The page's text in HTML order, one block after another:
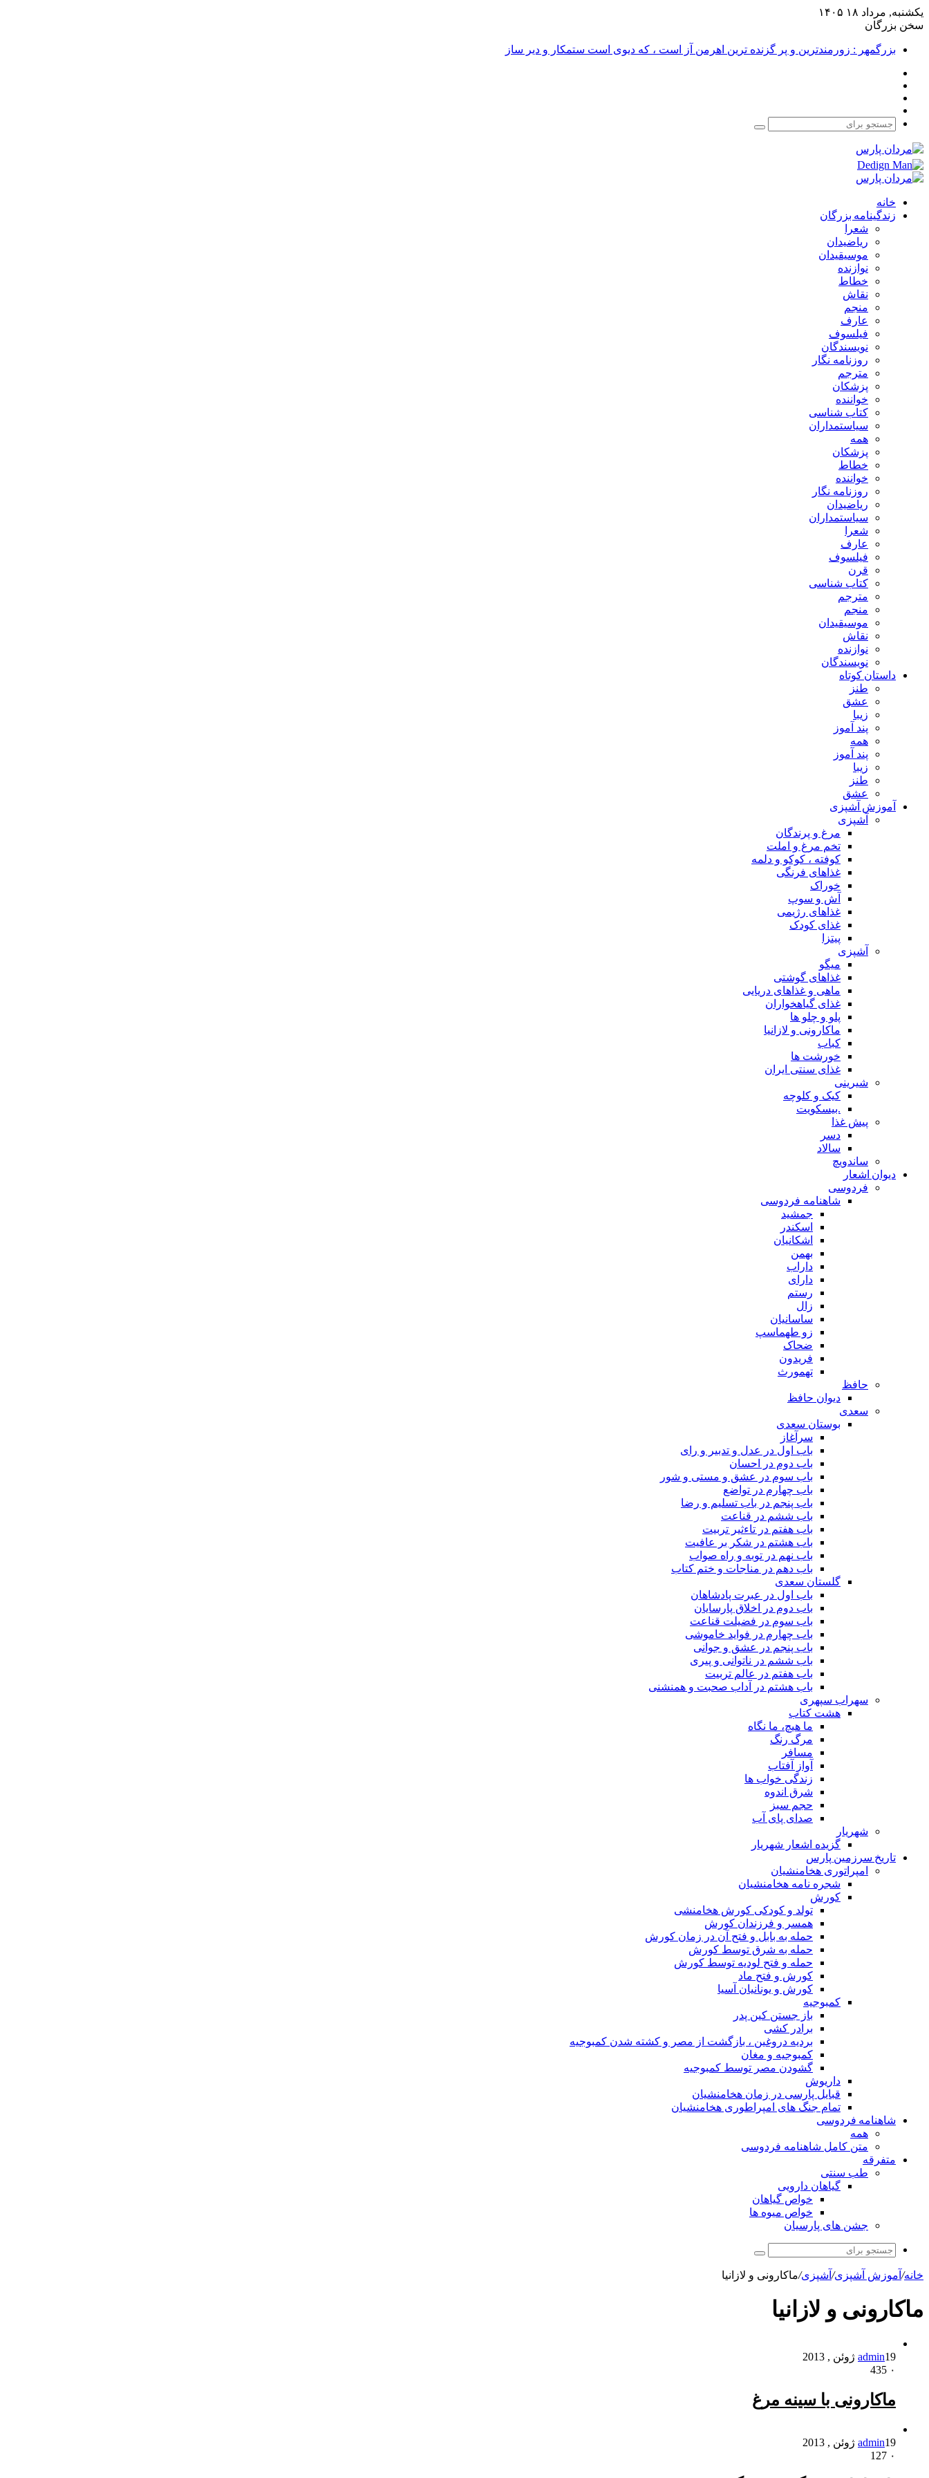
یکشنبه, مرداد ۱۸ ۱۴۰۵
سخن بزرگان
بزرگمهر : زورمندترین و پر گزنده ترین اهرمن آز است ، که دیوی است ستمکار و دیر ساز
جستجو
خانه
زندگینامه بزرگان
شعرا
ریاضیدان
موسیقیدان
نوازنده
خطاط
نقاش
منجم
عارف
فیلسوف
نویسندگان
روزنامه نگار
مترجم
پزشکان
خواننده
کتاب شناسی
سیاستمداران
همه
پزشکان
خطاط
خواننده
روزنامه نگار
ریاضیدان
سیاستمداران
شعرا
عارف
فیلسوف
قرن
کتاب شناسی
مترجم
منجم
موسیقیدان
نقاش
نوازنده
نویسندگان
داستان کوتاه
طنز
عشق
زیبا
پند آموز
همه
پند آموز
زیبا
طنز
عشق
آموزش آشپزی
آشپزی
مرغ و پرندگان
تخم مرغ و املت
کوفته ، کوکو و دلمه
غذاهای فرنگی
خوراک
آش و سوپ
غذاهای رژیمی
غذای کودک
پیتزا
آشپزی
میگو
غذاهای گوشتی
ماهی و غذاهای دریایی
غذای گیاهخواران
پلو و چلو ها
ماکارونی و لازانیا
کباب
خورشت ها
غذای سنتی ایران
شیرینی
کیک و کلوچه
.بیسکویت
پیش غذا
دسر
سالاد
ساندویچ
دیوان اشعار
فردوسی
شاهنامه فردوسی
جمشید
اسکندر
اشکانیان
بهمن
داراب
دارای
رستم
زال
ساسانیان
زو طهماسپ‏
ضحاک
فریدون
تهمورث
حافظ
دیوان حافظ
سعدی
بوستان سعدی
سرآغاز
باب اول در عدل و تدبیر و رای
باب دوم در احسان
باب سوم در عشق و مستی و شور
باب چهارم در تواضع
باب پنجم در باب تسلیم و رضا
باب ششم در قناعت
باب هفتم در تاءثیر تربیت
باب هشتم در شکر بر عافیت
باب نهم در توبه و راه صواب
باب دهم در مناجات و ختم کتاب
گلستان سعدی
باب اول در عبرت پادشاهان
باب دوم در اخلاق پارسایان
باب سوم در فضیلت قناعت
باب چهارم در فواید خاموشى
باب پنجم در عشق و جوانى
باب ششم در ناتوانى و پیرى
باب هفتم در عالم تربیت
باب هشتم در آداب صحبت و همنشنى
سهراب سپهری
هشت کتاب
ما هیچ، ما نگاه
مرگ رنگ
مسافر
آواز آفتاب
زندگی خواب ها
شرق اندوه
حجم سبز
صدای پای آب
شهریار
گزیده اشعار شهریار
تاریخ سرزمین پارس
امپراتوری هخامنشیان
شجره نامه هخامنشیان
کورش
تولد و کودکی کورش هخامنشی
همسر و فرزندان کورش
حمله به بابل و فتح آن در زمان کورش
حمله به شرق توسط کورش
حمله و فتح لودیه توسط کورش
کورش و فتح ماد
کورش و یونانیان آسیا
کمبوجیه
باز جستن کین پدر
برادر کشی
بردیه دروغین ، بازگشت از مصر و کشته شدن کمبوجیه
کمبوجیه و مغان
گشودن مصر توسط کمبوجیه
داریوش
قبایل پارسی در زمان هخامنشیان
تمام جنگ های امپراطوری هخامنشیان
شاهنامه فردوسی
همه
متن کامل شاهنامه فردوسی
متفرقه
طب سنتی
گیاهان دارویی
خواص گیاهان
خواص میوه ها
جشن های پارسیان
جستجو
برای
خانه/ آموزش آشپزی/ آشپزی/ماکارونی و لازانیا
ماکارونی و لازانیا
admin19 ژوئن , 2013
۰
ماکارونی با سینه مرغ
admin19 ژوئن , 2013
۰